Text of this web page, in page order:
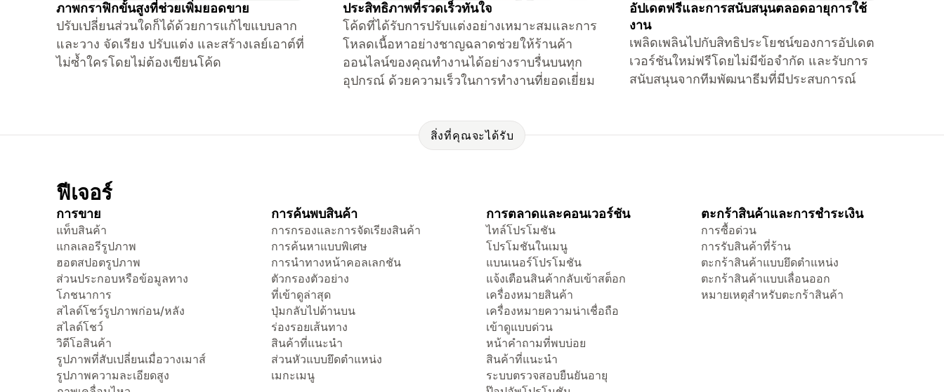
ภาพกราฟิกขั้นสูงที่ช่วยเพิ่มยอดขาย
ปรับเปลี่ยนส่วนใดก็ได้ด้วยการแก้ไขแบบลาก
และวาง จัดเรียง ปรับแต่ง และสร้างเลย์เอาต์ที่
ไม่ซ้ำใครโดยไม่ต้องเขียนโค้ด
ประสิทธิภาพที่รวดเร็วทันใจ
โค้ดที่ได้รับการปรับแต่งอย่างเหมาะสมและการ
โหลดเนื้อหาอย่างชาญฉลาดช่วยให้ร้านค้า
ออนไลน์ของคุณทำงานได้อย่างราบรื่นบนทุก
อุปกรณ์ ด้วยความเร็วในการทำงานที่ยอดเยี่ยม
อัปเดตฟรีและการสนับสนุนตลอดอายุการใช้
งาน
เพลิดเพลินไปกับสิทธิประโยชน์ของการอัปเดต
เวอร์ชันใหม่ฟรีโดยไม่มีข้อจำกัด และรับการ
สนับสนุนจากทีมพัฒนาธีมที่มีประสบการณ์
สิ่งที่คุณจะได้รับ
ฟีเจอร์
การขาย
แท็บสินค้า
แกลเลอรีรูปภาพ
ฮอตสปอตรูปภาพ
ส่วนประกอบหรือข้อมูลทาง
โภชนาการ
สไลด์โชว์รูปภาพก่อน/หลัง
สไลด์โชว์
วิดีโอสินค้า
รูปภาพที่สับเปลี่ยนเมื่อวางเมาส์
รูปภาพความละเอียดสูง
การค้นพบสินค้า
การกรองและการจัดเรียงสินค้า
การค้นหาแบบพิเศษ
การนำทางหน้าคอลเลกชัน
ตัวกรองตัวอย่าง
ที่เข้าดูล่าสุด
ปุ่มกลับไปด้านบน
ร่องรอยเส้นทาง
สินค้าที่แนะนำ
ส่วนหัวแบบยึดตำแหน่ง
เมกะเมนู
การตลาดและคอนเวอร์ชัน
ไทล์โปรโมชัน
โปรโมชันในเมนู
แบนเนอร์โปรโมชัน
แจ้งเตือนสินค้ากลับเข้าสต็อก
เครื่องหมายสินค้า
เครื่องหมายความน่าเชื่อถือ
เข้าดูแบบด่วน
หน้าคำถามที่พบบ่อย
สินค้าที่แนะนำ
ระบบตรวจสอบยืนยันอายุ
ตะกร้าสินค้าและการชำระเงิน
การซื้อด่วน
การรับสินค้าที่ร้าน
ตะกร้าสินค้าแบบยึดตำแหน่ง
ตะกร้าสินค้าแบบเลื่อนออก
หมายเหตุสำหรับตะกร้าสินค้า